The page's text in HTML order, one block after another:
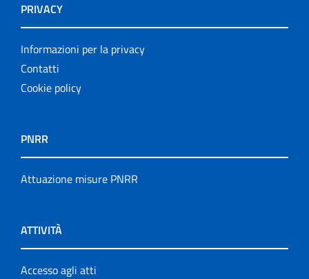
PRIVACY
Informazioni per la privacy
Contatti
Cookie policy
PNRR
Attuazione misure PNRR
ATTIVITÀ
Accesso agli atti